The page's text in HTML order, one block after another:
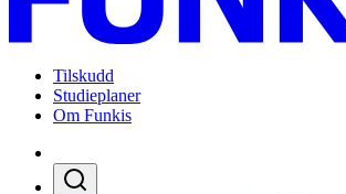
Tilskudd
Studieplaner
Om Funkis